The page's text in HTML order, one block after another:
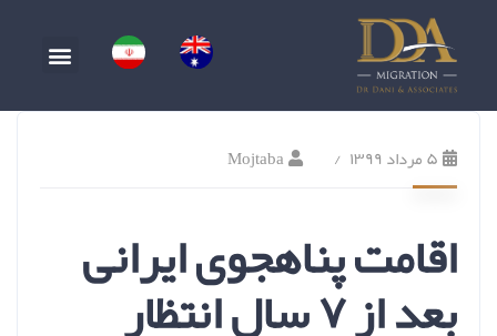
۵ مرداد ۱۳۹۹ Mojtaba
اقامت پناهجوی ایرانی
بعد از ۷ سال انتظار